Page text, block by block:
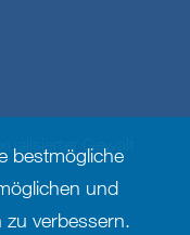
Gewalt
bestmögliche
und
verbessern.